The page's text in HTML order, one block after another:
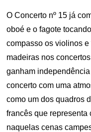
O Concerto nº 15 já
oboé e o fagote
compasso os violinos
madeiras nos
ganham
concerto com uma
como um dos quadros
francês que
naquelas cenas